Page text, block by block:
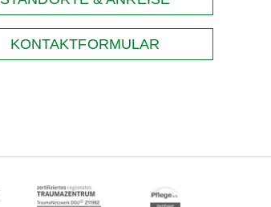
KONTAKTFORMULAR